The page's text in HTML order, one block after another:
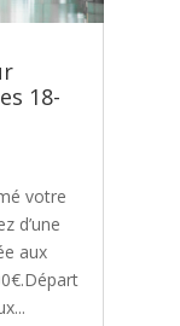
18-
votre
d’une
aux